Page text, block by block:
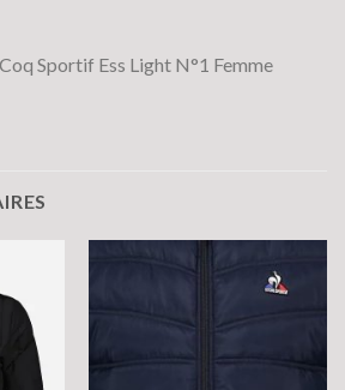
Sportif Ess Light N°1 Femme